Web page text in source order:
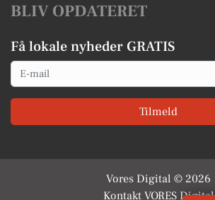
BLIV OPDATERET
Få lokale nyheder GRATIS
Email
Tilmeld
Vores Digital © 2026
Kontakt VORES Digital